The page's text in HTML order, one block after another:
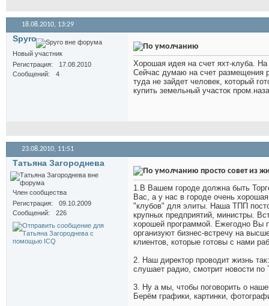
18.08.2010, 13:29
Spyro
Новый участник
Регистрация
17.08.2010
Сообщений
4
Хорошая идея на счет яхт-клуба.
Сейчас думаю на счет размещения
туда не зайдет человек, который
купить земельный участок
23.08.2010, 11:51
Татьяна Загороднева
Член сообщества
Регистрация
09.10.2009
Сообщений
226
просто совет из
1.В Вашем городе должна быть
Вас, а у нас в городе очень
"клубов" для элиты. Наша ТПП
крупных предприятий, министры.
хорошей программой. Ежегодно Вы
организуют бизнес-встречу на
клиентов, которые готовы с нами
2. Наш директор проводит жизнь
слушает радио, смотрит новости
3. Ну а мы, чтобы поговорить о
Берём графики, картинки,